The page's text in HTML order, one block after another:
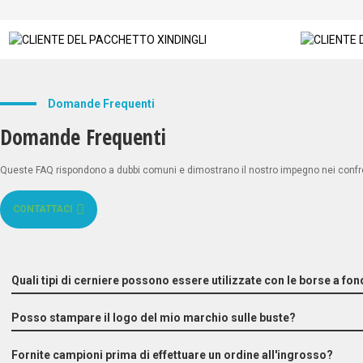
Domande Frequenti
Domande Frequenti
Queste FAQ rispondono a dubbi comuni e dimostrano il nostro impegno nei
CONTATTACI
Quali tipi di cerniere possono essere utilizzate con le borse a
Posso stampare il logo del mio marchio sulle buste?
Fornite campioni prima di effettuare un ordine all'ingrosso?